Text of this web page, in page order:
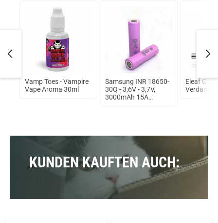
Vamp Toes - Vampire
Vape Aroma 30ml
Samsung INR 18650-
30Q - 3,6V - 3,7V,
3000mAh 15A
Eleaf GS
KUNDEN KAUFTEN AUCH: